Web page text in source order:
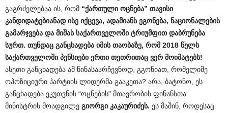
გაგრძელებაა ის, რომ “ქართული ოცნება” თავისი
კანდიდატებიანად ისე იქცევა, ადამიანს ეგონება, ნაციონალების
გამარჯვება და მიშას საქართველოში ტრიუმფით დაბრუნება
სურთ. თუნდაც განცხადება იმის თაობაზე, რომ 2018 წელს
საქართველოში პენსიები ერთი თეთრითაც ვერ მოიმატებს!
ასეთი განცხადება ამ წინასაარჩევნოდ, გგონიათ, რომელიმე
ოპოზიციური პარტიის ლიდერმა გააკეთა? არა, ბატონო, ეს
განცხადება ეკუთვნის “ოცნების” მთავრობის ფინანსთა
მინისტრის მოადგილე გიორგი კაკაურიძეს. ეს მაშინ, როდესაც